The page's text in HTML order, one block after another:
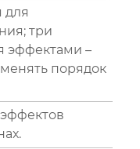
для
три
эффектами –
порядок